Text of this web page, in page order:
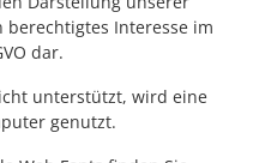
berechtigtes Interesse im
dar.
unterstützt, wird eine
genutzt.